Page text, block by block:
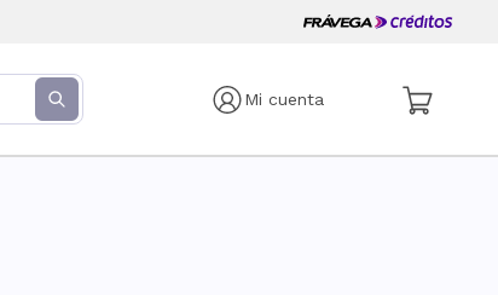
Mi cuenta